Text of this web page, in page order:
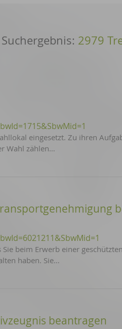
2979
eingesetzt. Zu ihren
Wahl zählen…
beim Erwerb einer
haben. Sie…
beantragen